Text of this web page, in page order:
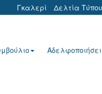
Γκαλερί Δελτία Τύπου